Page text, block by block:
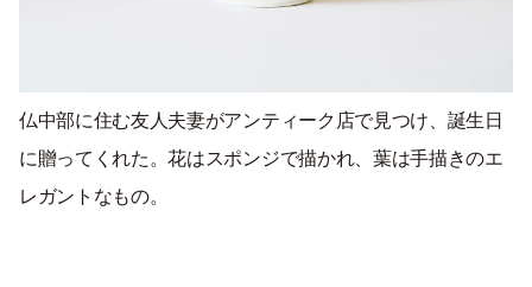
仏中部に住む友人夫妻がアンティーク店で見つけ、誕生日
に贈ってくれた。花はスポンジで描かれ、葉は手描きのエ
レガントなもの。